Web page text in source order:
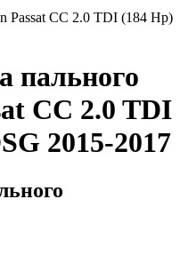
Passat CC 2.0 TDI (184 Hp)
пального
CC 2.0 TDI
2015-2017